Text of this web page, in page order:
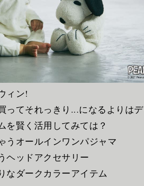
ィン!
ってそれっきり...になるよりはデ
を賢く活用してみては？
うオールインワンパジャマ
ヘッドアクセサリー
なダークカラーアイテム